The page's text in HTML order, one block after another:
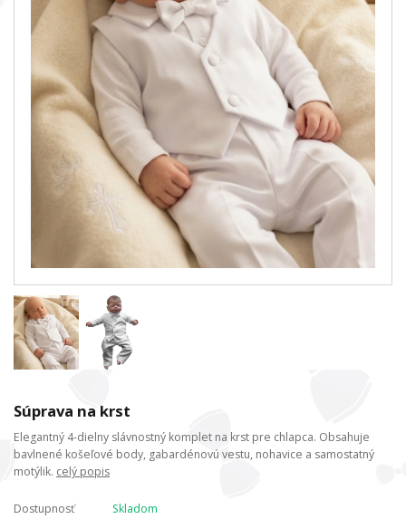
Súprava na krst
Elegantný 4-dielny slávnostný komplet na krst pre chlapca. Obsahuje
bavlnené košeľové body, gabardénovú vestu, nohavice a samostatný
motýlik. celý popis
Dostupnosť
Skladom